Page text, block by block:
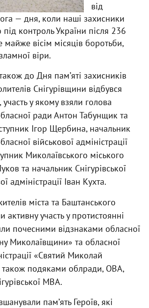
від
— дня, коли наші захисники
контроль України після 236
майже вісім місяців боротьби,
віри.
до Дня памʼяті захисників
Снігурівщини відбувся
участь у якому взяли голова
ради Антон Табунщик та
Ігор Щербина, начальник
військової адміністрації
Миколаївського міського
та начальник Снігурівської
адміністрації Іван Кухта.
міста та Баштанського
активну участь у протистоянні
почесними відзнаками обласної
Миколаївщини» та обласної
«Святий Миколай
також подяками облради, ОВА,
МВА.
памʼять Героїв, які